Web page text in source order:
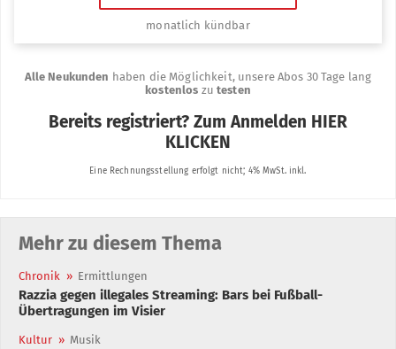
Mehr zu diesem Thema
Chronik » Ermittlungen
Razzia gegen illegales Streaming: Bars bei Fußball-
Übertragungen im Visier
Kultur » Musik